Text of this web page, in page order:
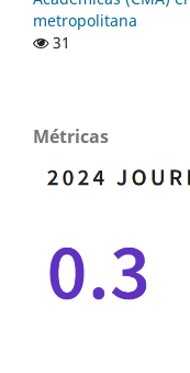
metropolitana
31
Métricas